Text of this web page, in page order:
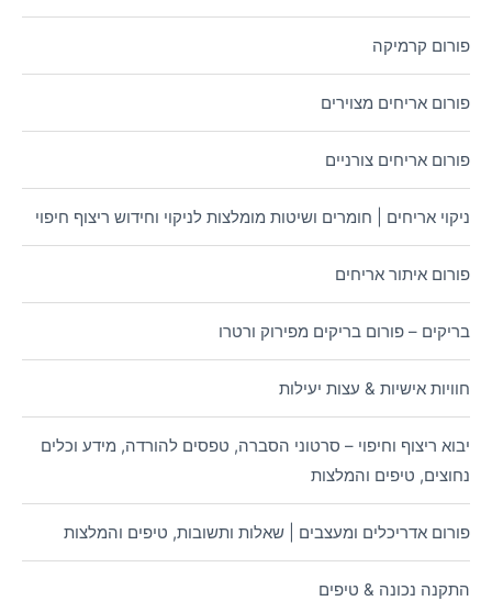
פורום קרמיקה
פורום אריחים מצוירים
פורום אריחים צורניים
ניקוי אריחים | חומרים ושיטות מומלצות לניקוי וחידוש ריצוף חיפוי
פורום איתור אריחים
בריקים – פורום בריקים מפירוק ורטרו
חוויות אישיות & עצות יעילות
יבוא ריצוף וחיפוי – סרטוני הסברה, טפסים להורדה, מידע וכלים
נחוצים, טיפים והמלצות
פורום אדריכלים ומעצבים | שאלות ותשובות, טיפים והמלצות
התקנה נכונה & טיפים